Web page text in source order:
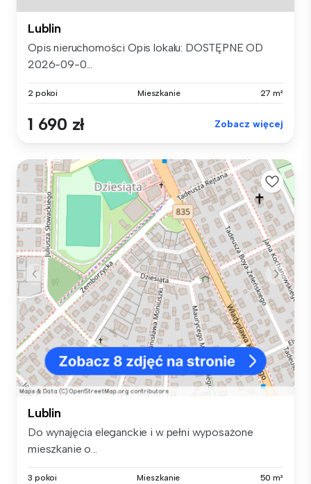
Lublin
Opis nieruchomości Opis lokalu: DOSTĘPNE OD
2026-09-0...
2 pokoi Mieszkanie 27 m²
1 690 zł Zobacz więcej
Lublin
Do wynajęcia eleganckie i w pełni wyposażone
mieszkanie o...
3 pokoi Mieszkanie 50 m²